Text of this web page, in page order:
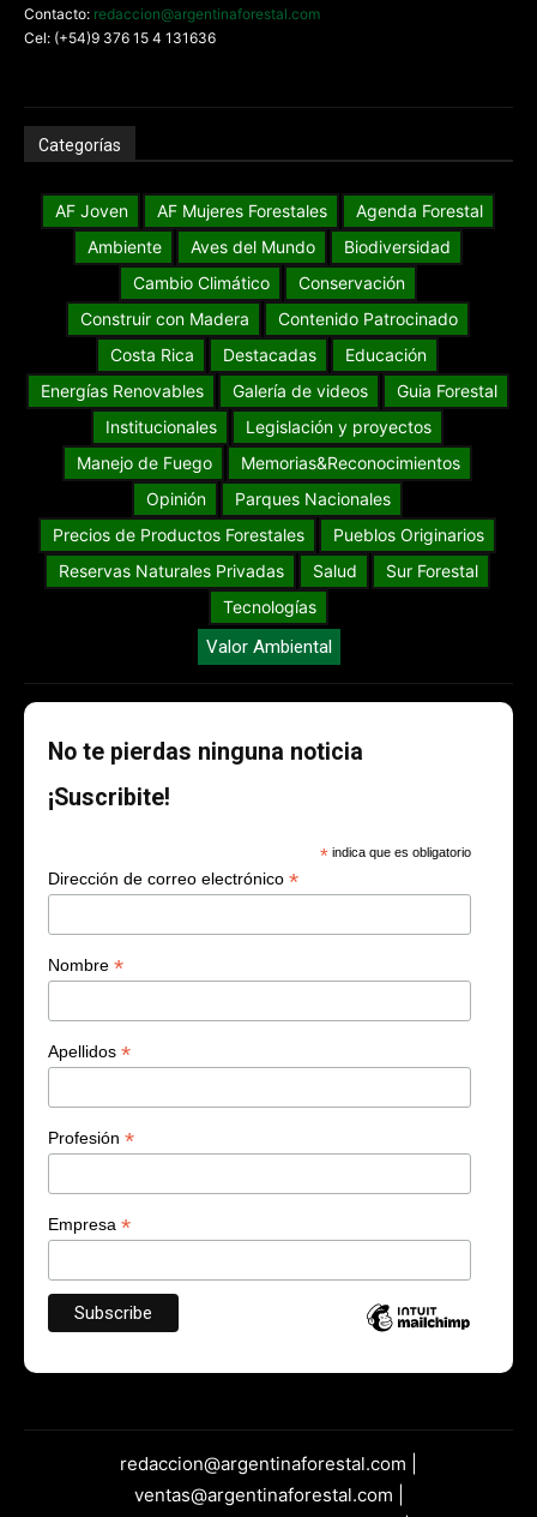
Contacto: redaccion@argentinaforestal.com
Cel: (+54)9 376 15 4 131636
Categorías
AF Joven AF Mujeres Forestales
Agenda Forestal
Ambiente
Aves del Mundo
Biodiversidad
Cambio Climático
Conservación
Construir con Madera
Contenido Patrocinado
Costa Rica
Destacadas
Educación
Energías Renovables
Galería de videos
Guia Forestal
Institucionales
Legislación y proyectos
Manejo de Fuego
Memorias&Reconocimientos
Opinión
Parques Nacionales
Precios de Productos Forestales
Pueblos Originarios
Reservas Naturales Privadas
Salud
Sur Forestal
Tecnologías
Valor Ambiental
No te pierdas ninguna noticia
¡Suscribite!
* indica que es obligatorio
Dirección de correo electrónico *
Nombre *
Apellidos *
Profesión *
Empresa *
redaccion@argentinaforestal.com |
ventas@argentinaforestal.com |